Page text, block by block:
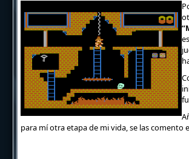
para mí otra etapa de mi vida, se las comento